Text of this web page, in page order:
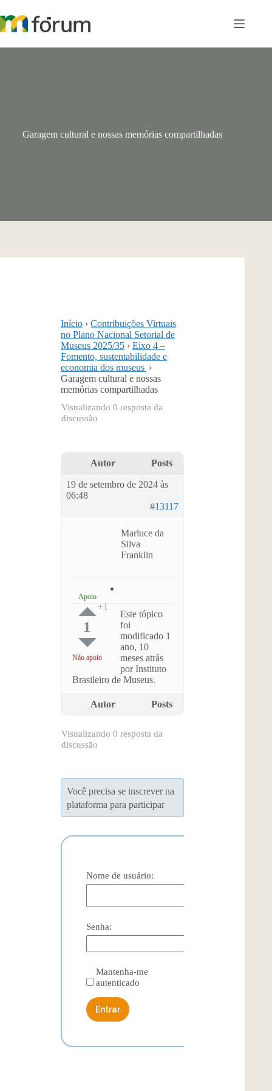
para
o
Garagem cultural e nossas memórias compartilhadas
Início › Contribuições Virtuais
no Plano Nacional Setorial de
Museus 2025/35 › Eixo 4 –
Fomento, sustentabilidade e
economia dos museus ›
Garagem cultural e nossas
memórias compartilhadas
Visualizando 0 resposta da
discussão
Autor Posts
19 de setembro de 2024 às
06:48
#13117
Marluce da
Silva
Franklin
Apoio
1
Não apoio
Este tópico
foi
modificado 1
ano, 10
meses atrás
por Instituto
Brasileiro de Museus.
Autor Posts
Visualizando 0 resposta da
discussão
Você precisa se inscrever na
plataforma para participar
Nome de usuário:
Senha:
Mantenha-me
autenticado
Entrar